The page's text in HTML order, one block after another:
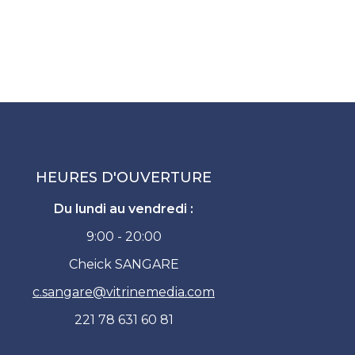
HEURES D'OUVERTURE
Du lundi au vendredi :
9:00 - 20:00
Cheick SANGARE
c.sangare@vitrinemedia.com
221 78 631 60 81